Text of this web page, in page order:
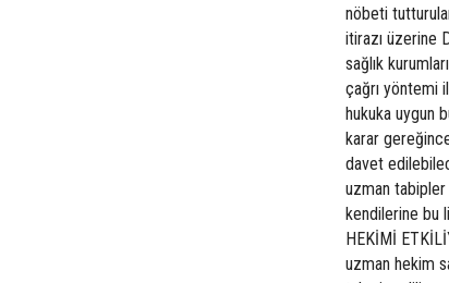
nöbeti
itirazı üzerine
sağlık
çağrı yöntemi
hukuka uygun
karar
davet
uzman
kendilerine bu
HEKİMİ
uzman hekim